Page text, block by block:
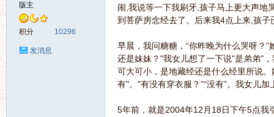
版主
积分 10296
发消息
闹,我说等一下我刷牙,孩子马上更大声地
到菩萨房念经去了。后来我4点上来,孩
早晨，我问糖糖，“你昨晚为什么哭呀？”
还是妹妹？"我女儿想了一下说"是弟弟"
可大可小，是地藏经还是什么经里所说
有"。"有没有穿衣服？”“没有”。我女儿
5年前，就是2004年12月18日下午5点我